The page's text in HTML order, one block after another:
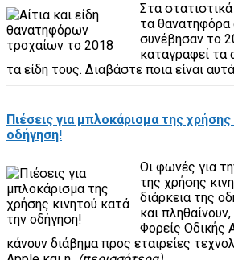
Στα
τα θανατηφόρα
συνέβησαν το
καταγραφεί τα
τα είδη τους. Διαβάστε ποια είναι
Πιέσεις για μπλοκάρισμα της
οδήγηση!
Οι φωνές για
της χρήσης
διάρκεια της
και
Φορείς Οδικής
κάνουν διάβημα προς εταιρείες